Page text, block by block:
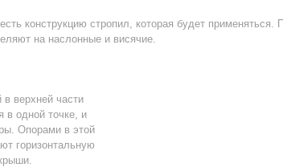
конструкцию стропил, которая будет применяться.
на наслонные и висячие.
в верхней части
в одной точке, и
Опорами в этой
горизонтальную